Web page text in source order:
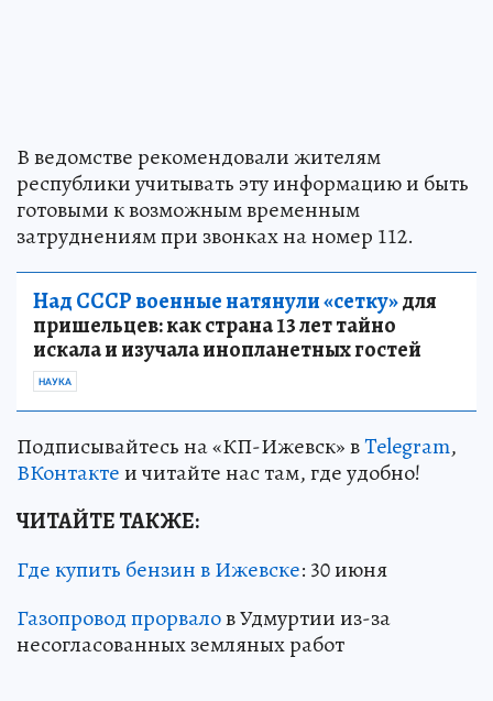
В ведомстве рекомендовали жителям
республики учитывать эту информацию и быть
готовыми к возможным временным
затруднениям при звонках на номер 112.
Над СССР военные натянули «сетку»для
пришельцев: как страна 13 лет тайно
искала и изучала инопланетных гостей
НАУКА
Подписывайтесь на «КП-Ижевск» вTelegram,
ВКонтактеи читайте нас там, где удобно!
ЧИТАЙТЕ ТАКЖЕ:
Где купить бензин в Ижевске: 30 июня
Газопровод прорвалов Удмуртии из-за
несогласованных земляных работ